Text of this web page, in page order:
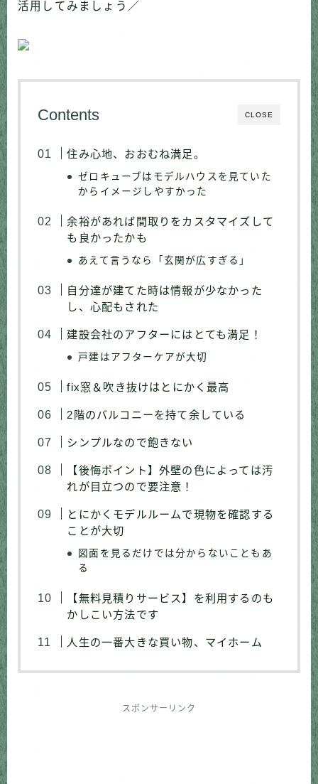
活用してみましょう／
CLOSE
Contents
住み心地、おおむね満足。
ゼロキューブはモデルハウスを見ていた
からイメージしやすかった
余裕があれば間取りをカスタマイズして
も良かったかも
あえて言うなら「玄関が広すぎる」
自分達が建てた時は情報が少なかった
し、心配もされた
建設会社のアフターにはとても満足！
戸建はアフターケアが大切
fix窓＆吹き抜けはとにかく最高
2階のバルコニーを持て余している
シンプルなので飽きない
【後悔ポイント】外壁の色によっては汚
れが目立つので要注意！
とにかくモデルルームで現物を確認する
ことが大切
図面を見るだけでは分からないこともあ
る
【無料見積りサービス】を利用するのも
かしこい方法です
人生の一番大きな買い物、マイホーム
スポンサーリンク